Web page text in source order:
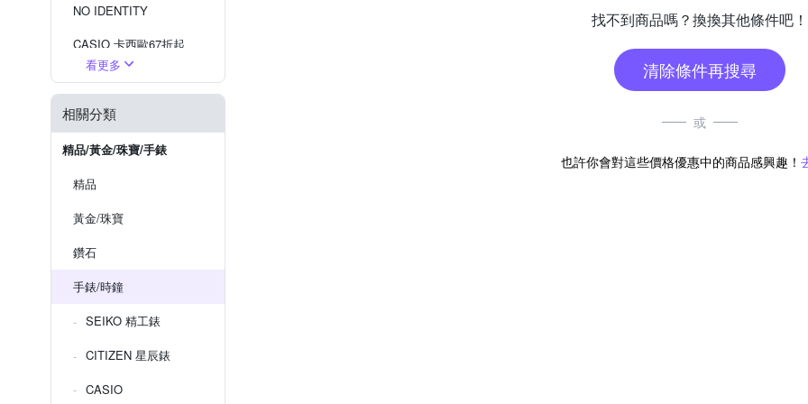
NO IDENTITY
CASIO 卡西歐67折起
現在流行『戒指錶』
SEIKO 掛鐘
WIRED 出清5折
看更多
相關分類
精品/黃金/珠寶/手錶
精品
黃金/珠寶
鑽石
手錶/時鐘
SEIKO 精工錶
CITIZEN 星辰錶
CASIO
找不到商品嗎？換換其他條件吧！
清除條件再搜尋
或
也許你會對這些價格優惠中的商品感興趣！